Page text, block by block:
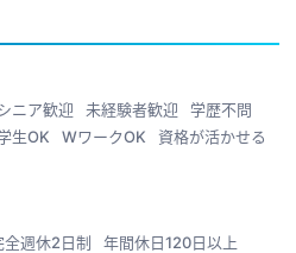
ニア歓迎 未経験者歓迎
学歴不問
生OK WワークOK
資格が活かせる
全週休2日制
年間休日120日以上